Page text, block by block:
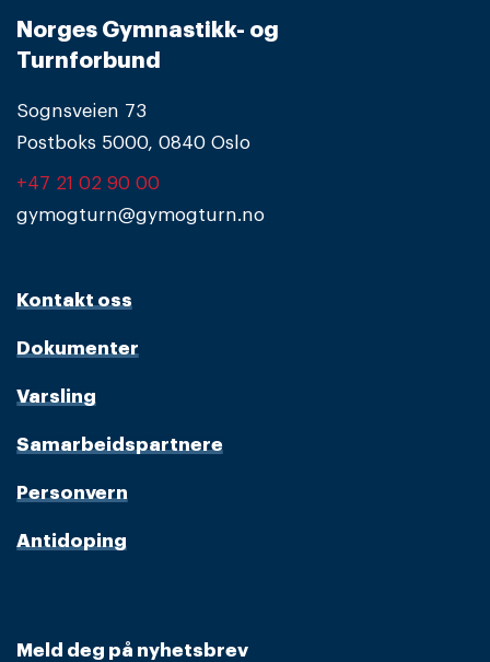
Norges Gymnastikk- og
Turnforbund
Sognsveien 73
Postboks 5000, 0840 Oslo
+47 21 02 90 00
gymogturn@gymogturn.no
Kontakt oss
Dokumenter
Varsling
Samarbeidspartnere
Personvern
Antidoping
Meld deg på nyhetsbrev